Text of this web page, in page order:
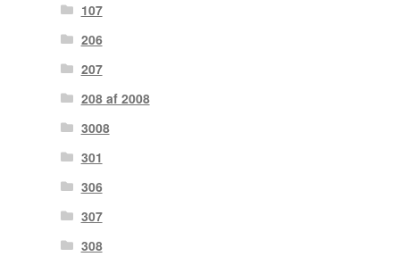
107
206
207
208 af 2008
3008
301
306
307
308